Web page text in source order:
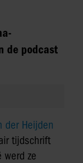
de podcast
der Heijden
tijdschrift
werd ze